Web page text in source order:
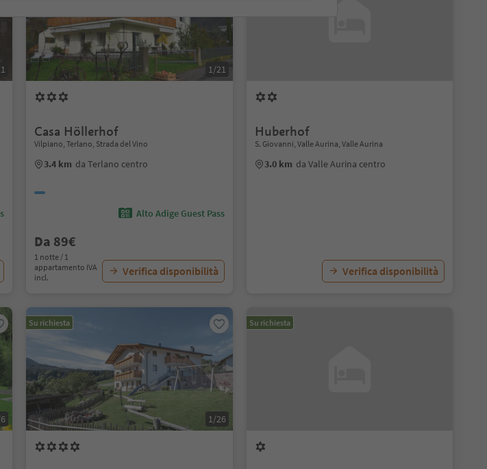
1/21
Casa Höllerhof
Vilpiano, Terlano, Strada del Vino
3.4 km da Terlano centro
Alto Adige Guest Pass
Da 89€
1 notte / 1
appartamento IVA
incl.
Verifica disponibilità
Huberhof
S. Giovanni, Valle Aurina, Valle Aurina
3.0 km da Valle Aurina centro
Verifica disponibilità
Su richiesta
1/26
Su richiesta